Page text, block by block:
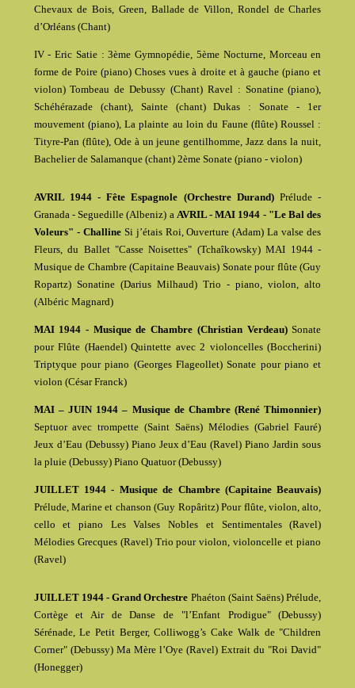
Chevaux de Bois, Green, Ballade de Villon, Rondel de Charles
d’Orléans (Chant)
IV - Eric Satie : 3ème Gymnopédie, 5ème Nocturne, Morceau en
forme de Poire (piano) Choses vues à droite et à gauche (piano et
violon) Tombeau de Debussy (Chant) Ravel : Sonatine (piano),
Schéhérazade (chant), Sainte (chant) Dukas : Sonate - 1er
mouvement (piano), La plainte au loin du Faune (flûte) Roussel :
Tityre-Pan (flûte), Ode à un jeune gentilhomme, Jazz dans la nuit,
Bachelier de Salamanque (chant) 2ème Sonate (piano - violon)
AVRIL 1944 - Fête Espagnole (Orchestre Durand)Prélude -
Granada - Seguedille (Albeniz) a AVRIL - MAI 1944 - "Le Bal des
Voleurs" - ChallineSi j’étais Roi, Ouverture (Adam) La valse des
Fleurs, du Ballet "Casse Noisettes" (Tchaîkowsky) MAI 1944 -
Musique de Chambre (Capitaine Beauvais) Sonate pour flûte (Guy
Ropartz) Sonatine (Darius Milhaud) Trio - piano, violon, alto
(Albéric Magnard)
MAI 1944 - Musique de Chambre (Christian Verdeau)Sonate
pour Flûte (Haendel) Quintette avec 2 violoncelles (Boccherini)
Triptyque pour piano (Georges Flageollet) Sonate pour piano et
violon (César Franck)
MAI – JUIN 1944 – Musique de Chambre (René Thimonnier)
Septuor avec trompette (Saint Saëns) Mélodies (Gabriel Fauré)
Jeux d’Eau (Debussy) Piano Jeux d’Eau (Ravel) Piano Jardin sous
la pluie (Debussy) Piano Quatuor (Debussy)
JUILLET 1944 - Musique de Chambre (Capitaine Beauvais)
Prélude, Marine et chanson (Guy Ropâritz) Pour flûte, violon, alto,
cello et piano Les Valses Nobles et Sentimentales (Ravel)
Mélodies Grecques (Ravel) Trio pour violon, violoncelle et piano
(Ravel)
JUILLET 1944 - Grand Orchestre Phaéton (Saint Saëns) Prélude,
Cortège et Air de Danse de "l’Enfant Prodigue" (Debussy)
Sérénade, Le Petit Berger, Colliwogg’s Cake Walk de "Children
Corner" (Debussy) Ma Mère l’Oye (Ravel) Extrait du "Roi David"
(Honegger)